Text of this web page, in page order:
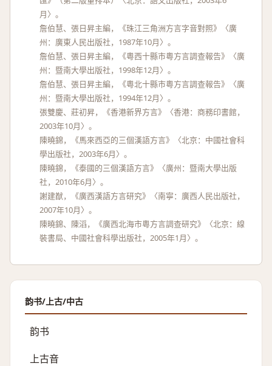
月〉。
詹伯慧、張日昇主編，《珠江三角洲方言字音對照》〈廣
州：廣東人民出版社，1987年10月〉。
詹伯慧、張日昇主編，《粵西十縣市粵方言調查報告》〈廣
州：暨南大學出版社，1998年12月〉。
詹伯慧、張日昇主編，《粵北十縣市粵方言調查報告》〈廣
州：暨南大學出版社，1994年12月〉。
張雙慶、莊初昇，《香港新界方言》〈香港：商務印書館，
2003年10月〉。
陳曉錦，《馬來西亞的三個漢語方言》〈北京：中國社會科
學出版社，2003年6月〉。
陳曉錦，《泰國的三個漢語方言》〈廣州：暨南大學出版
社，2010年6月〉。
謝建猷，《廣西漢語方言研究》〈南寧：廣西人民出版社，
2007年10月〉。
陳曉錦、陳滔，《廣西北海市粵方言調查研究》〈北京：線
裝書局、中國社會科學出版社，2005年1月〉。
韵书/上古/中古
韵书
上古音